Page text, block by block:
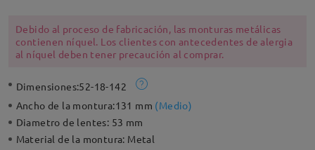
Debido al proceso de fabricación, las monturas metálicas
contienen níquel. Los clientes con antecedentes de alergia
al níquel deben tener precaución al comprar.
Dimensiones:52-18-142
Ancho de la montura:131 mm (Medio)
Diametro de lentes: 53 mm
Material de la montura: Metal